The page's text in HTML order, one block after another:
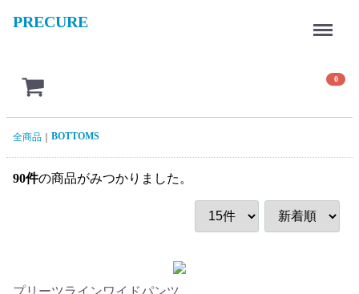
PRECURE
0
全商品 BOTTOMS
90件の商品がみつかりました。
プリーツラインワイドパンツ